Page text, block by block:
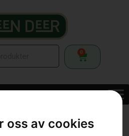
oss av cookies
0
– CombiClip® 112